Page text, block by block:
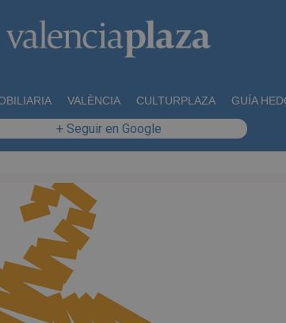
VALÈNCIA CULTURPLAZA GUÍA
+ Seguir en Google